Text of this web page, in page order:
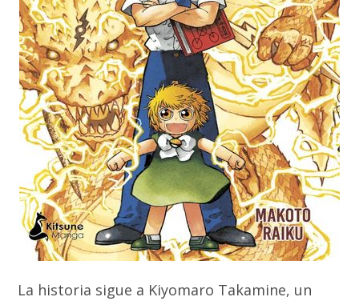
La historia sigue a Kiyomaro Takamine, un